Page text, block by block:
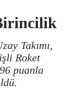
Takımı,
Roket
puanla